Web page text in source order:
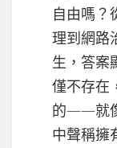
自由嗎？
理到網路
生，答案
僅不存在
的——就
中聲稱擁